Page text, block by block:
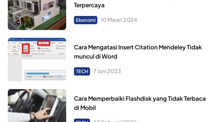
Terpercaya
Ekonomi 10 Maret 2024
Cara Mengatasi Insert Citation Mendeley Tidak
muncul di Word
TECH 7 Juni 2023
Cara Memperbaiki Flashdisk yang Tidak Terbaca
di Mobil